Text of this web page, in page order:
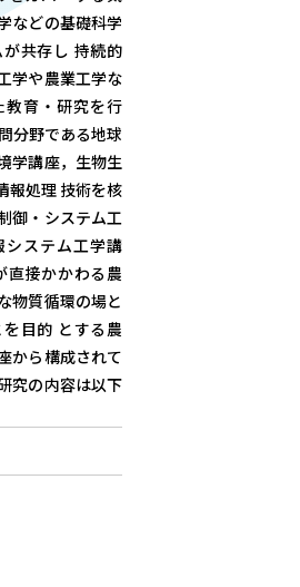
要
学部・大学院等）
報
携
LIFE
などの基礎科学
共存し 持続的
学や農業工学な
教育・研究を行
分野である地球
学講座，生物生
報処理 技術を核
御・システム工
システム工学講
直接かかわる農
物質循環の場と
目的 とする農
から構成されて
究の内容は以下